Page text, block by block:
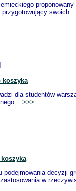
swoich...
koszyka
dla studentów
>>>
decyzji
w